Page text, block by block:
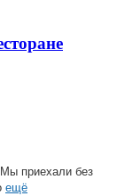
приехали без
ещё